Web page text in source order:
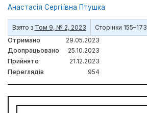
Анастасія Сергіївна Птушка
Взято з Том 9, № 2, 2023
Сторінки 155–173
Отримано
29.05.2023
Доопрацьовано
25.10.2023
Прийнято
21.12.2023
Переглядів
954